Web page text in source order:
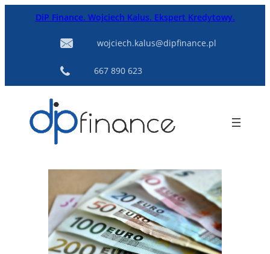
PrzejdźDiP Finance. Wojciech Kalus. Ekspert Kredytowy.
wojciech.kalus@dipfinance.pl
667 890 623